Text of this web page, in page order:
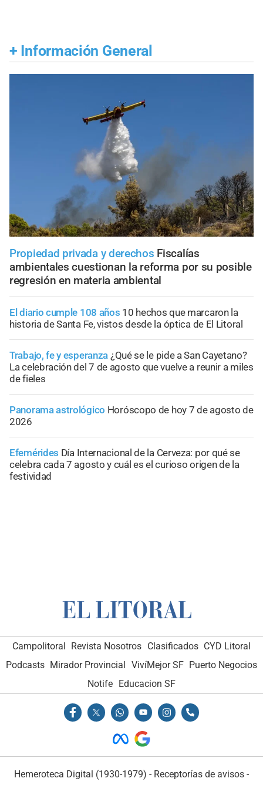
+ Información General
Propiedad privada y derechos Fiscalías
ambientales cuestionan la reforma por su posible
regresión en materia ambiental
El diario cumple 108 años 10 hechos que marcaron la
historia de Santa Fe, vistos desde la óptica de El Litoral
Trabajo, fe y esperanza ¿Qué se le pide a San Cayetano?
La celebración del 7 de agosto que vuelve a reunir a miles
de fieles
Panorama astrológico Horóscopo de hoy 7 de agosto de
2026
Efemérides Día Internacional de la Cerveza: por qué se
celebra cada 7 agosto y cuál es el curioso origen de la
festividad
Campolitoral Revista Nosotros Clasificados CYD Litoral
Podcasts Mirador Provincial VivíMejor SF Puerto Negocios
Notife
Educacion SF
Hemeroteca Digital (1930-1979) - Receptorías de avisos -